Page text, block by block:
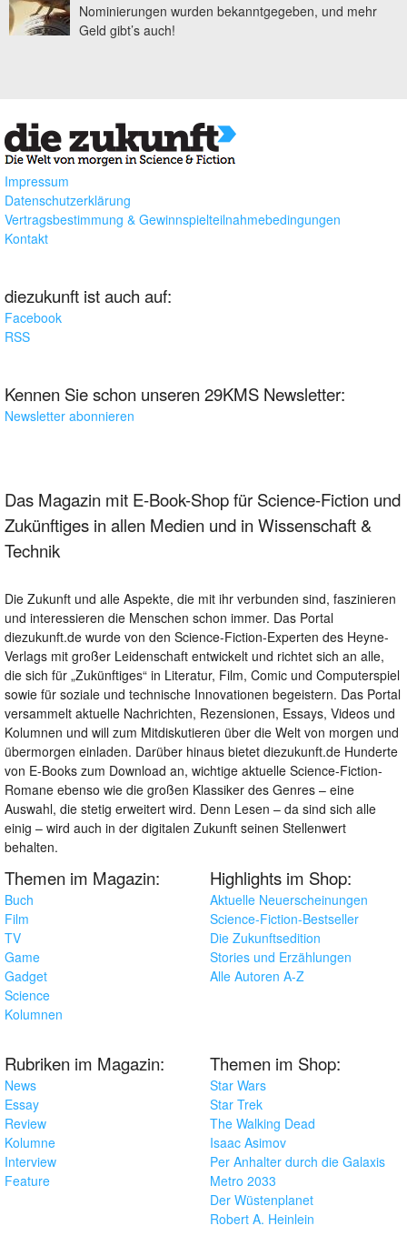
Nominierungen wurden bekanntgegeben, und mehr
Geld gibt’s auch!
Impressum
Datenschutzerklärung
Vertragsbestimmung & Gewinnspielteilnahmebedingungen
Kontakt
diezukunft ist auch auf:
Facebook
RSS
Kennen Sie schon unseren 29KMS Newsletter:
Newsletter abonnieren
Das Magazin mit E-Book-Shop für Science-Fiction und
Zukünftiges in allen Medien und in Wissenschaft &
Technik
Die Zukunft und alle Aspekte, die mit ihr verbunden sind, faszinieren
und interessieren die Menschen schon immer. Das Portal
diezukunft.de wurde von den Science-Fiction-Experten des Heyne-
Verlags mit großer Leidenschaft entwickelt und richtet sich an alle,
die sich für „Zukünftiges“ in Literatur, Film, Comic und Computerspiel
sowie für soziale und technische Innovationen begeistern. Das Portal
versammelt aktuelle Nachrichten, Rezensionen, Essays, Videos und
Kolumnen und will zum Mitdiskutieren über die Welt von morgen und
übermorgen einladen. Darüber hinaus bietet diezukunft.de Hunderte
von E-Books zum Download an, wichtige aktuelle Science-Fiction-
Romane ebenso wie die großen Klassiker des Genres – eine
Auswahl, die stetig erweitert wird. Denn Lesen – da sind sich alle
einig – wird auch in der digitalen Zukunft seinen Stellenwert
behalten.
Themen im Magazin:
Buch
Film
TV
Game
Gadget
Science
Kolumnen
Highlights im Shop:
Aktuelle Neuerscheinungen
Science-Fiction-Bestseller
Die Zukunftsedition
Stories und Erzählungen
Alle Autoren A-Z
Rubriken im Magazin:
News
Essay
Review
Kolumne
Interview
Feature
Themen im Shop:
Star Wars
Star Trek
The Walking Dead
Isaac Asimov
Per Anhalter durch die Galaxis
Metro 2033
Der Wüstenplanet
Robert A. Heinlein